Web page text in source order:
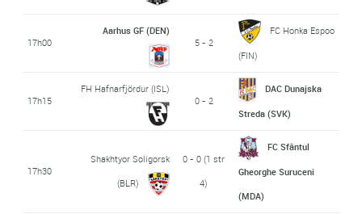
17h00
Aarhus GF (DEN)
5 - 2
FC Honka Espoo
(FIN)
17h15
FH Hafnarfjördur (ISL)
0 - 2
DAC Dunajska
Streda (SVK)
17h30
Shakhtyor Soligorsk
(BLR)
0 - 0 (1 str
4)
FC Sfântul
Gheorghe Suruceni
(MDA)